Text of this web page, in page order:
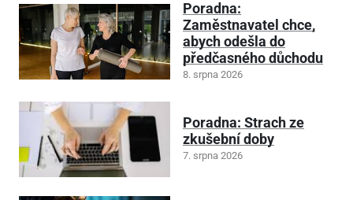
Poradna:
Zaměstnavatel chce,
abych odešla do
předčasného důchodu
8. srpna 2026
Poradna: Strach ze
zkušební doby
7. srpna 2026